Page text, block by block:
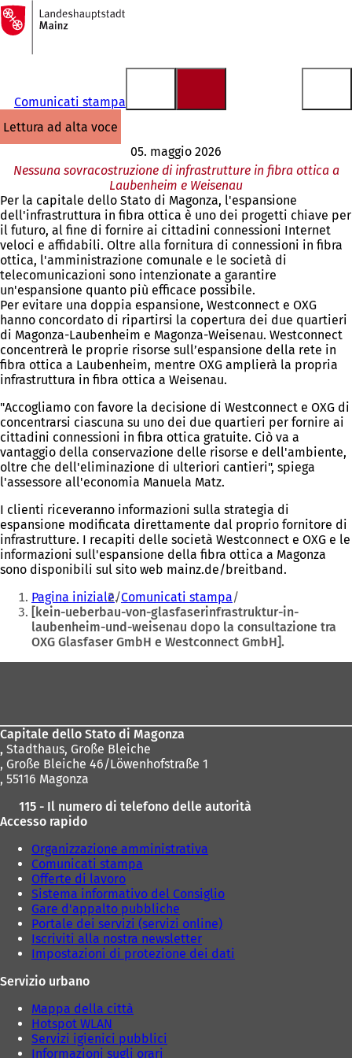
Vai al contenuto
Alla
pagina
iniziale
Comunicati stampa
lettura ad alta voce
05. maggio 2026
Nessuna sovracostruzione di infrastrutture in fibra ottica a
Laubenheim e Weisenau
Per la capitale dello Stato di Magonza, l'espansione
dell'infrastruttura in fibra ottica è uno dei progetti chiave per
il futuro, al fine di fornire ai cittadini connessioni Internet
veloci e affidabili. Oltre alla fornitura di connessioni in fibra
ottica, l'amministrazione comunale e le società di
telecomunicazioni sono intenzionate a garantire
un'espansione quanto più efficace possibile.
Per evitare una doppia espansione, Westconnect e OXG
hanno concordato di ripartirsi la copertura dei due quartieri
di Magonza-Laubenheim e Magonza-Weisenau. Westconnect
concentrerà le proprie risorse sull’espansione della rete in
fibra ottica a Laubenheim, mentre OXG amplierà la propria
infrastruttura in fibra ottica a Weisenau.
"Accogliamo con favore la decisione di Westconnect e OXG di
concentrarsi ciascuna su uno dei due quartieri per fornire ai
cittadini connessioni in fibra ottica gratuite. Ciò va a
vantaggio della conservazione delle risorse e dell'ambiente,
oltre che dell'eliminazione di ulteriori cantieri", spiega
l'assessore all'economia Manuela Matz.
I clienti riceveranno informazioni sulla strategia di
espansione modificata direttamente dal proprio fornitore di
infrastrutture. I recapiti delle società Westconnect e OXG e le
informazioni sull'espansione della fibra ottica a Magonza
sono disponibili sul sito web mainz.de/breitband.
Siete
qui:
Pagina iniziale Comunicati stampa
[kein-ueberbau-von-glasfaserinfrastruktur-in-
laubenheim-und-weisenau dopo la consultazione tra
OXG Glasfaser GmbH e Westconnect GmbH].
Capitale dello Stato di Magonza
, Stadthaus, Große Bleiche
, Große Bleiche 46/Löwenhofstraße 1
, 55116 Magonza
115 - Il numero di telefono delle autorità
Accesso rapido
Organizzazione amministrativa
Comunicati stampa
Offerte di lavoro
Sistema informativo del Consiglio
Gare d'appalto pubbliche
Portale dei servizi (servizi online)
Iscriviti alla nostra newsletter
Impostazioni di protezione dei dati
Servizio urbano
Mappa della città
Hotspot WLAN
Servizi igienici pubblici
Informazioni sugli orari